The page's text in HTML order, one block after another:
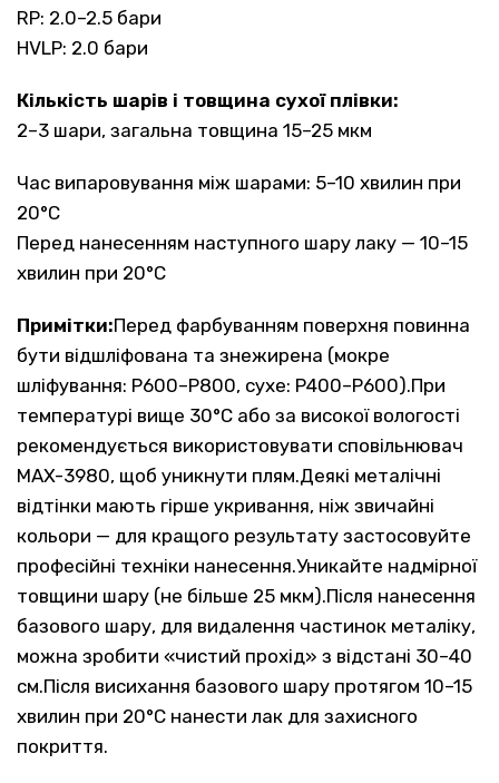
RP: 2.0–2.5 бари
HVLP: 2.0 бари
Кількість шарів і товщина сухої плівки:
2–3 шари, загальна товщина 15–25 мкм
Час випаровування між шарами: 5–10 хвилин при
20°C
Перед нанесенням наступного шару лаку — 10–15
хвилин при 20°C
Примітки:Перед фарбуванням поверхня повинна
бути відшліфована та знежирена (мокре
шліфування: P600–P800, сухе: P400–P600).При
температурі вище 30°C або за високої вологості
рекомендується використовувати сповільнювач
MAX-3980, щоб уникнути плям.Деякі металічні
відтінки мають гірше укривання, ніж звичайні
кольори — для кращого результату застосовуйте
професійні техніки нанесення.Уникайте надмірної
товщини шару (не більше 25 мкм).Після нанесення
базового шару, для видалення частинок металіку,
можна зробити «чистий прохід» з відстані 30–40
см.Після висихання базового шару протягом 10–15
хвилин при 20°C нанести лак для захисного
покриття.